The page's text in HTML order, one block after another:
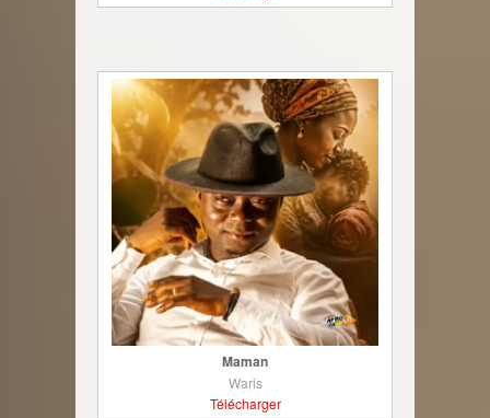
Maman
Waris
Télécharger